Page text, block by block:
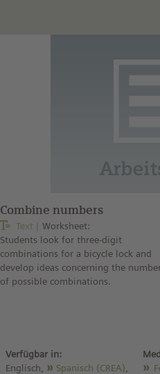
Combine numbers
Text
Worksheet:
Students look for three-digit
combinations for a bicycle lock and
develop ideas concerning the
of possible combinations.
Verfügbar in:
Englisch,
Spanisch (CREA)